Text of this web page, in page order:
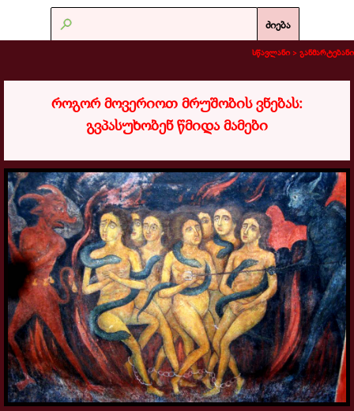
ძიება
სწავლანი > განმარტებანი
როგორ მოვერიოთ მრუშობის ვნებას:
გვპასუხობენ წმიდა მამები